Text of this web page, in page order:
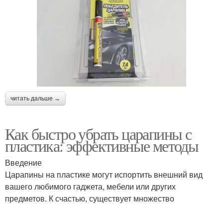
читать дальше →
Как быстро убрать царапины с
пластика: эффективные методы
Введение
Царапины на пластике могут испортить внешний вид
вашего любимого гаджета, мебели или других
предметов. К счастью, существует множество